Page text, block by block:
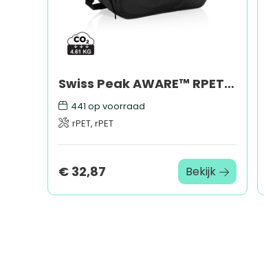
Swiss Peak AWARE™ RPET sporttas
441 op voorraad
rPET, rPET
€ 32,87 Bekijk